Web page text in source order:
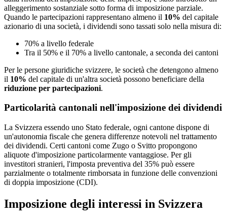
alleggerimento sostanziale sotto forma di imposizione parziale.
Quando le partecipazioni rappresentano almeno il 10% del capitale
azionario di una società, i dividendi sono tassati solo nella misura di:
70% a livello federale
Tra il 50% e il 70% a livello cantonale, a seconda dei cantoni
Per le persone giuridiche svizzere, le società che detengono almeno
il 10% del capitale di un'altra società possono beneficiare della
riduzione per partecipazioni.
Particolarità cantonali nell'imposizione dei dividendi
La Svizzera essendo uno Stato federale, ogni cantone dispone di
un'autonomia fiscale che genera differenze notevoli nel trattamento
dei dividendi. Certi cantoni come Zugo o Svitto propongono
aliquote d'imposizione particolarmente vantaggiose. Per gli
investitori stranieri, l'imposta preventiva del 35% può essere
parzialmente o totalmente rimborsata in funzione delle convenzioni
di doppia imposizione (CDI).
Imposizione degli interessi in Svizzera